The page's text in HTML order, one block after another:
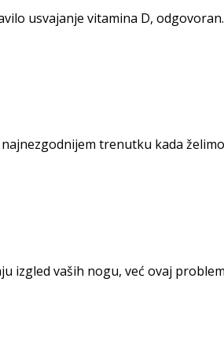
usvajanje vitamina D,
trenutku kada
izgled vaših nogu, već ovaj